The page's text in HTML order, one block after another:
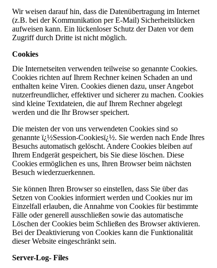
Wir weisen darauf hin, dass die Datenübertragung im Internet
(z.B. bei der Kommunikation per E-Mail) Sicherheitslücken
aufweisen kann. Ein lückenloser Schutz der Daten vor dem
Zugriff durch Dritte ist nicht möglich.
Cookies
Die Internetseiten verwenden teilweise so genannte Cookies.
Cookies richten auf Ihrem Rechner keinen Schaden an und
enthalten keine Viren. Cookies dienen dazu, unser Angebot
nutzerfreundlicher, effektiver und sicherer zu machen. Cookies
sind kleine Textdateien, die auf Ihrem Rechner abgelegt
werden und die Ihr Browser speichert.
Die meisten der von uns verwendeten Cookies sind so
genannte ï¿½Session-Cookiesï¿½. Sie werden nach Ende Ihres
Besuchs automatisch gelöscht. Andere Cookies bleiben auf
Ihrem Endgerät gespeichert, bis Sie diese löschen. Diese
Cookies ermöglichen es uns, Ihren Browser beim nächsten
Besuch wiederzuerkennen.
Sie können Ihren Browser so einstellen, dass Sie über das
Setzen von Cookies informiert werden und Cookies nur im
Einzelfall erlauben, die Annahme von Cookies für bestimmte
Fälle oder generell ausschließen sowie das automatische
Löschen der Cookies beim Schließen des Browser aktivieren.
Bei der Deaktivierung von Cookies kann die Funktionalität
dieser Website eingeschränkt sein.
Server-Log- Files